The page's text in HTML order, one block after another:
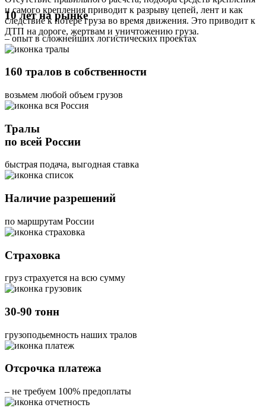
и самого крепления приводит к разрыву цепей, лент и как
следствие к потере груза во время движения. Это приводит к
ДТП на дороге, жертвам и уничтожению груза.
10 лет на рынке
– опыт в сложнейших логистических проектах
160 тралов в собственности
возьмем любой объем грузов
Тралы
по всей России
быстрая подача, выгодная ставка
Наличие разрешений
по маршрутам России
Страховка
груз страхуется на всю сумму
30-90 тонн
грузоподьемность наших тралов
Отсрочка платежа
– не требуем 100% предоплаты